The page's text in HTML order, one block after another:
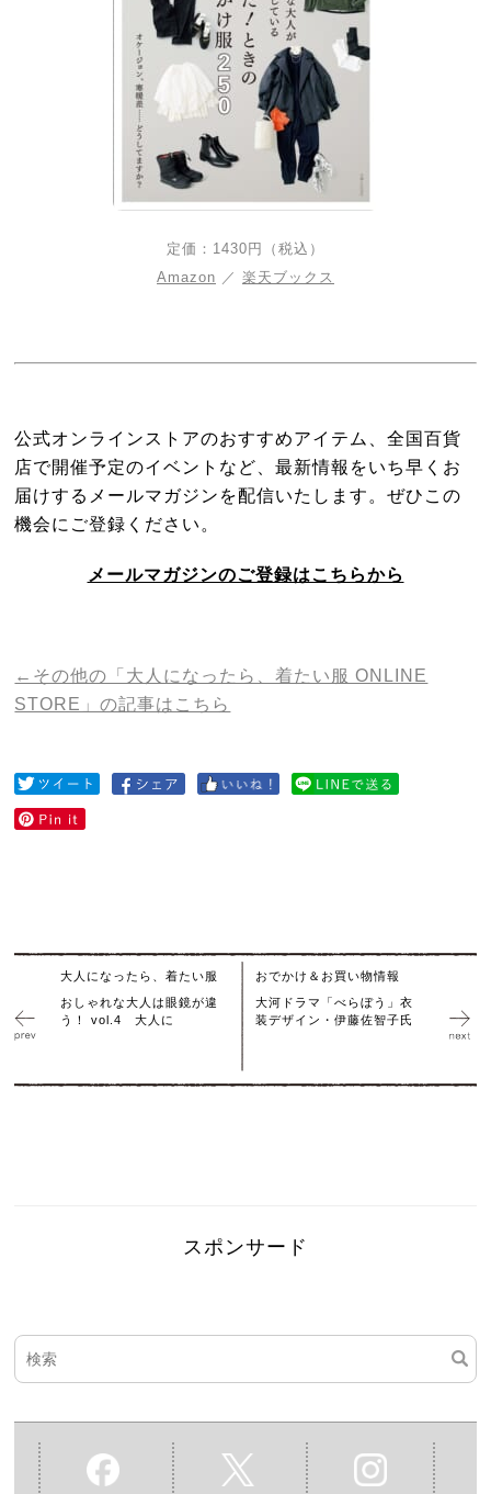
定価：1430円（税込）
Amazon ／ 楽天ブックス
公式オンラインストアのおすすめアイテム、全国百貨
店で開催予定のイベントなど、最新情報をいち早くお
届けするメールマガジンを配信いたします。ぜひこの
機会にご登録ください。
メールマガジンのご登録はこちらから
←その他の「大人になったら、着たい服 ONLINE
STORE」の記事はこちら
大人になったら、着たい服
おしゃれな大人は眼鏡が違
う！ vol.4 大人に
おでかけ＆お買い物情報
大河ドラマ「べらぼう」衣
装デザイン・伊藤佐智子氏
スポンサード